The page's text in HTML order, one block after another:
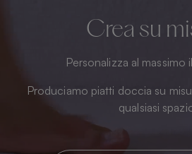
Crea su
Personalizza al massimo
Produciamo piatti doccia su
qualsiasi